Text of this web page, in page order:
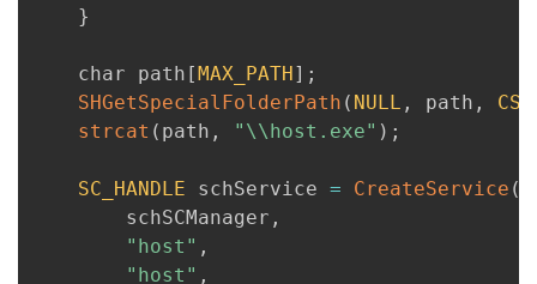
}
    char path
[MAX_PATH] ;
SHGetSpecialFolderPath ( NULL , path ,
strcat ( path , "\\host.exe" ) ;
SC_HANDLE schService = CreateService (
        schSCManager
,
"host" ,
"host" ,